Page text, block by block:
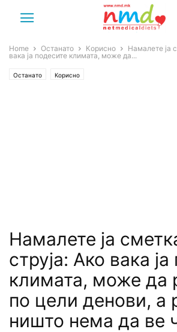
Home Останато Корисно
Намалете ја
вака ја подесите климата, може да...
Останато Корисно
Намалете ја
струја: Ако вака
климата, може да
по цели денови, а
ништо нема да ве